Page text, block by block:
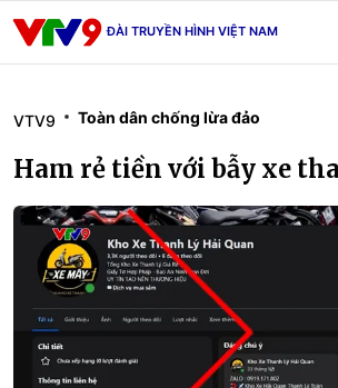
ĐÀI TRUYỀN HÌNH VIỆT NAM
VTV9 Toàn dân chống lừa đảo
Ham rẻ tiền với bẫy xe